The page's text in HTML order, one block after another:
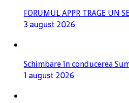
FORUMUL APPR TRAGE UN
3 august 2026
Schimbare în conducerea
1 august 2026